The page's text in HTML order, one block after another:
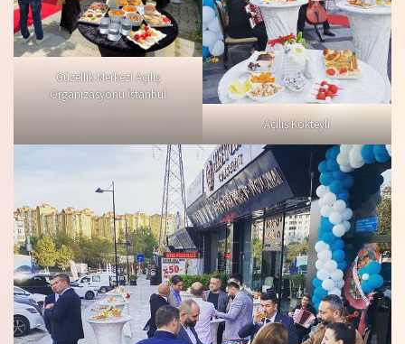
Güzellik Merkezi Açılış
Organizasyonu İstanbul
Açılış Kokteyli